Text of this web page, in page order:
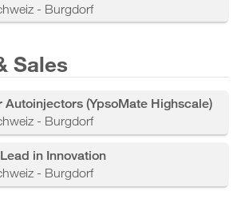
- Burgdorf
Sales
(YpsoMate Highscale)
- Burgdorf
in Innovation
- Burgdorf